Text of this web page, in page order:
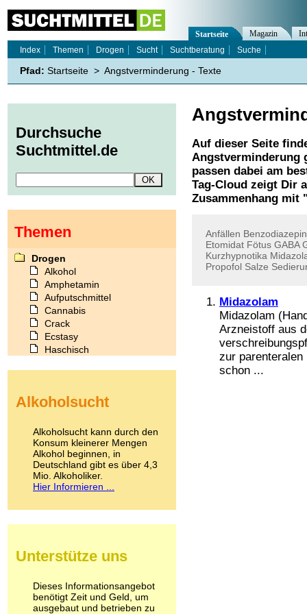
Auf dieser Seite
Angstverminderung
passen dabei am
Tag-Cloud zeigt Dir
Zusammenhang mit
Anfällen Benzodiazepin
Etomidat Fötus GABA
Kurzhypnotika
Propofol Salze
Midazolam
Midazolam
Arzneistoff aus
zur parenteralen
schon ...
Startseite Magazin
Index
Themen Drogen Sucht Suchtberatung Suche
Pfad: Startseite > Angstverminderung - Texte
Durchsuche
Suchtmittel.de
Themen
Drogen
Alkohol
Amphetamin
Aufputschmittel
Cannabis
Crack
Ecstasy
Haschisch
Kokain
LSD
Marihuana
Medikamente
Meskalin
Metamphetamin
Methadon
Pilze
Psychopharmaka
Schlafmittel
Schmerzmittel
Alkoholsucht
Alkoholsucht kann durch den
Konsum kleinerer Mengen
Alkohol beginnen, in
Deutschland gibt es über 4,3
Mio. Alkoholiker.
Hier Informieren ...
Unterstütze uns
Dieses Informationsangebot
benötigt Zeit und Geld, um
ausgebaut und betrieben zu